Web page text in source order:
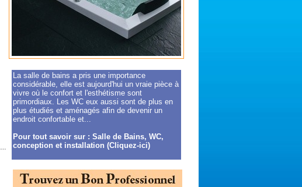
La salle de bains a pris une importance
considérable, elle est aujourd'hui un vraie pièce à
vivre où le confort et l'esthétisme sont
primordiaux. Les WC eux aussi sont de plus en
plus étudiés et aménagés afin de devenir un
endroit confortable et...
Pour tout savoir sur : Salle de Bains, WC,
conception et installation (Cliquez-ici)